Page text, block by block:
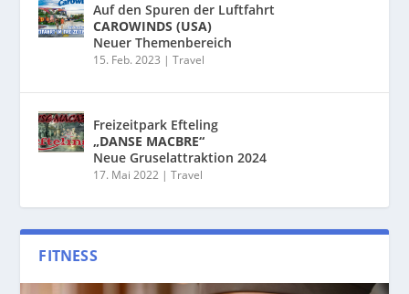
Auf den Spuren der Luftfahrt
CAROWINDS (USA)
Neuer Themenbereich
15. Feb. 2023 |Travel
Freizeitpark Efteling
„DANSE MACBRE“
Neue Gruselattraktion 2024
17. Mai 2022 |Travel
FITNESS